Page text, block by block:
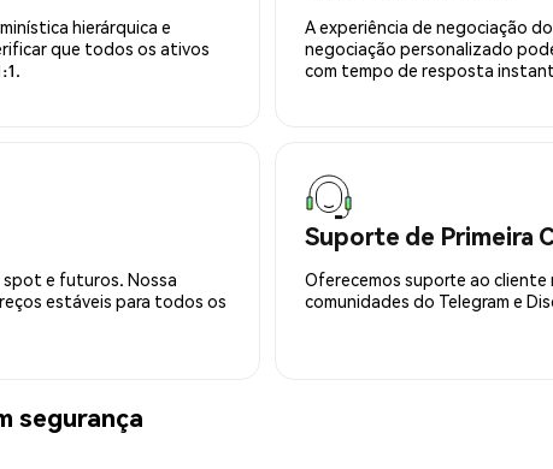
hierárquica e
que todos os ativos
A experiência de negociação
negociação personalizado
com tempo de resposta
spot e futuros. Nossa
estáveis para todos os
Suporte de Primeira
Oferecemos suporte ao cliente
comunidades do Telegram e
segurança